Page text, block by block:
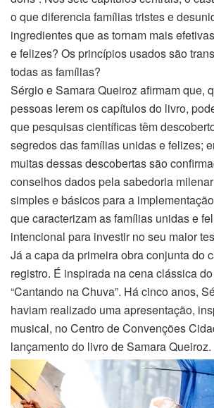
o que diferencia famílias tristes e
ingredientes que as tornam mais
e felizes? Os princípios usados são
todas as famílias?
Sérgio e Samara Queiroz afirmam que,
pessoas lerem os capítulos do livro,
que pesquisas científicas têm
segredos das famílias unidas e felizes;
muitas dessas descobertas são
conselhos dados pela sabedoria
simples e básicos para a
que caracterizam as famílias unidas e
intencional para investir no seu maior
Já a capa da primeira obra conjunta do
registro. É inspirada na cena clássica
“Cantando na Chuva”. Há cinco anos,
haviam realizado uma apresentação,
musical, no Centro de Convenções
lançamento do livro de Samara Queiroz.